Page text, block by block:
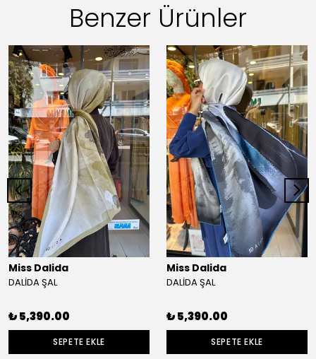
Benzer Ürünler
Miss Dalida
DALİDA ŞAL
₺ 5,390.00
SEPETE EKLE
Miss Dalida
DALİDA ŞAL
₺ 5,390.00
SEPETE EKLE